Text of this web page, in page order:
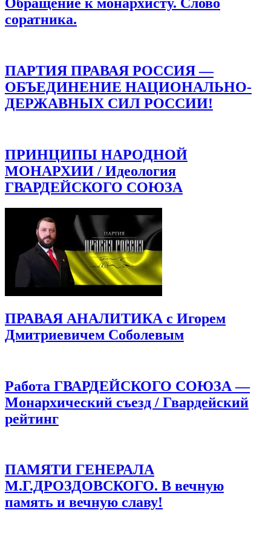
Обращение к монархисту. Слово
соратника.
ПАРТИЯ ПРАВАЯ РОССИЯ —
ОБЪЕДИНЕНИЕ НАЦИОНАЛЬНО-
ДЕРЖАВНЫХ СИЛ РОССИИ!
ПРИНЦИПЫ НАРОДНОЙ
МОНАРХИИ / Идеология
ГВАРДЕЙСКОГО СОЮЗА
ПРАВАЯ АНАЛИТИКА с Игорем
Дмитриевичем Соболевым
Работа ГВАРДЕЙСКОГО СОЮЗА —
Монархический съезд / Гвардейский
рейтинг
ПАМЯТИ ГЕНЕРАЛА
М.Г.ДРОЗДОВСКОГО. В вечную
память и вечную славу!